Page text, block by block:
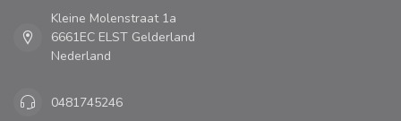
Kleine Molenstraat 1a
6661EC ELST Gelderland
Nederland
0481745246